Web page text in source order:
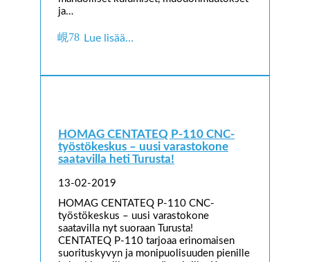
ja…
Lue lisää…
HOMAG CENTATEQ P-110 CNC-
työstökeskus – uusi varastokone
saatavilla heti Turusta!
13-02-2019
HOMAG CENTATEQ P-110 CNC-
työstökeskus – uusi varastokone
saatavilla nyt suoraan Turusta!
CENTATEQ P-110 tarjoaa erinomaisen
suorituskyvyn ja monipuolisuuden pienille